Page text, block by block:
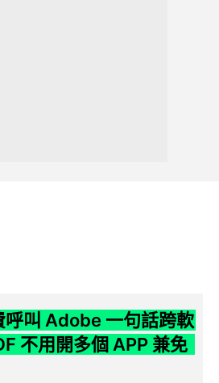
叫 Adobe 一句話跨軟
不用開多個 APP 兼免